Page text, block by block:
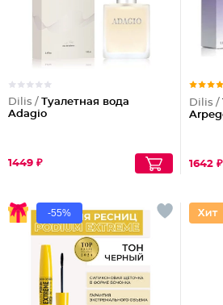
Dilis / Туалетная вода
Adagio
1449 ₽
Dilis /
1642 ₽
-55%